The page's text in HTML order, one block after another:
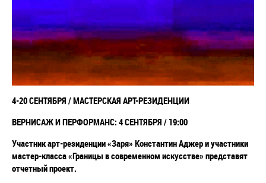
4-20 СЕНТЯБРЯ / МАСТЕРСКАЯ АРТ-РЕЗИДЕНЦИИ
ВЕРНИСАЖ И ПЕРФОРМАНС: 4 СЕНТЯБРЯ / 19:00
Участник арт-резиденции «Заря» Константин Аджер и участники
мастер-класса «Границы в современном искусстве» представят
отчетный проект.